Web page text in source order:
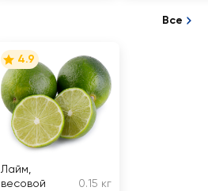
Все
4.9
Лайм,
весовой
0.15 кг